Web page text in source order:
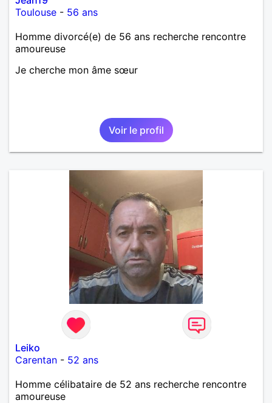
Toulouse - 56 ans
Homme divorcé(e) de 56 ans recherche rencontre
amoureuse
Je cherche mon âme sœur
Voir le profil
Leiko
Carentan - 52 ans
Homme célibataire de 52 ans recherche rencontre
amoureuse